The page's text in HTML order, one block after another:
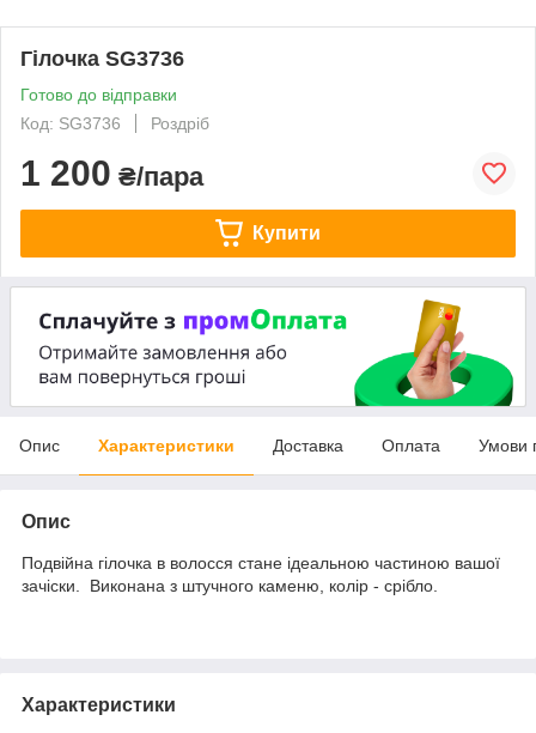
Гілочка SG3736
Готово до відправки
Код: SG3736
Роздріб
1 200 ₴/пара
Купити
Опис Характеристики Доставка Оплата Умови
Опис
Подвійна гілочка в волосся стане ідеальною частиною вашої
зачіски. Виконана з штучного каменю, колір - срібло.
Характеристики